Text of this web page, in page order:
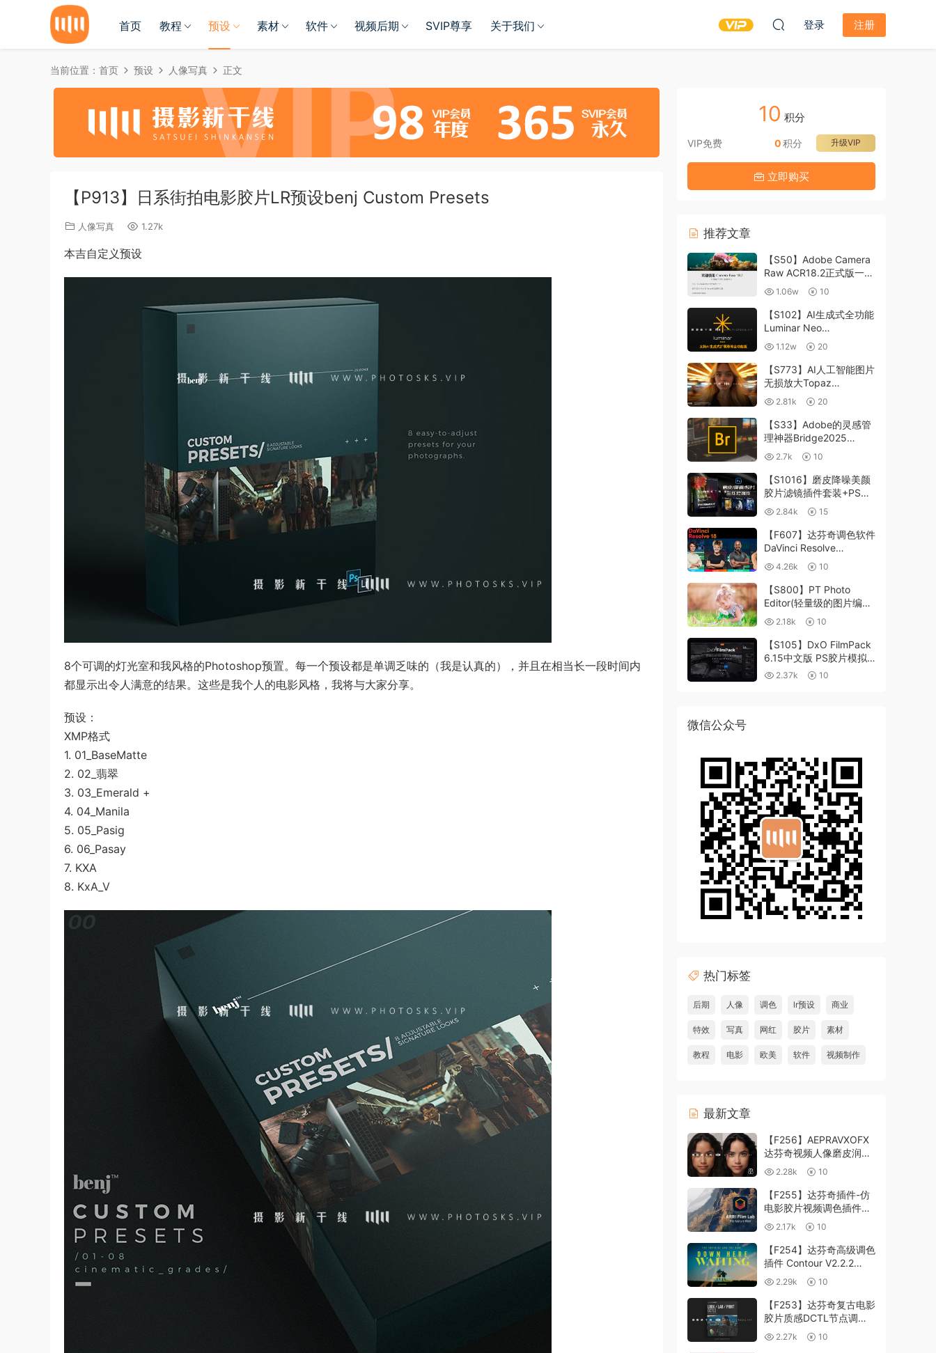
首页 教程 预设 素材 软件 视频后期 SVIP尊享 关于我们 登录 注册
当前位置： 首页 预设 人像写真 正文
【P913】日系街拍电影胶片LR预设benj Custom Presets
人像写真 1.27k
本吉自定义预设
8个可调的灯光室和我风格的Photoshop预置。每一个预设都是单调乏味的（我是认真的），并且在相当长一段时间内
都显示出令人满意的结果。这些是我个人的电影风格，我将与大家分享。
预设：
XMP格式
1. 01_BaseMatte
2. 02_翡翠
3. 03_Emerald +
4. 04_Manila
5. 05_Pasig
6. 06_Pasay
7. KXA
8. KxA_V
10 积分
VIP免费 升级VIP
0积分
立即购买
推荐文章
【S50】Adobe Camera
Raw ACR18.2正式版一键
升级包 ACR最新升级包
支持WIN和MAC
1.06w 10
【S102】AI生成式全功能
Luminar Neo
1.24.4(x64)超强修图插件
中文版WIN+MAC含400
个预设
1.12w 20
【S773】AI人工智能图片
无损放大Topaz
Gigapixel AI 8.4.0.1b照
片模糊清晰 PS插件+独立
版 WIN/MAC
2.81k 20
【S33】Adobe的灵感管
理神器Bridge2025
15.0.3 WIN系统 右键可
进入ACR
2.7k 10
【S1016】磨皮降噪美颜
胶片滤镜插件套装+PS动
作 Imagenomic
Professional Plugin Suite
v2027 Win汉化中文版
2.84k 15
【F607】达芬奇调色软件
DaVinci Resolve
Studio18.6Win、Mac 中
文/英文
4.26k 10
【S800】PT Photo
Editor(轻量级的图片编辑
工具)5.10.3汉化版 WIN
2.18k 10
【S105】DxO FilmPack
6.15中文版 PS胶片模拟
滤镜支持WIN/MAC
2.37k 10
微信公众号
热门标签
后期 人像 调色 lr预设 商业
特效 写真 网红 胶片 素材
教程 电影 欧美 软件 视频制作
最新文章
【F256】AEPRAVXOFX
达芬奇视频人像磨皮润肤
美颜插件 Beauty Box
V6.0.3 Win
2.28k 10
【F255】达芬奇插件-仿
电影胶片视频调色插件
ARRI Film Lab 1.0.10 Win
2.17k 10
【F254】达芬奇高级调色
插件 Contour V2.2.2
WinMac 含使用教程
2.29k 10
【F253】达芬奇复古电影
胶片质感DCTL节点调色
预设 MonoNodes LOOK
LAB PRINT V4.0
2.27k 10